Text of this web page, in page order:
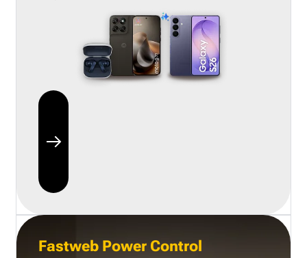
Fastweb Power Control